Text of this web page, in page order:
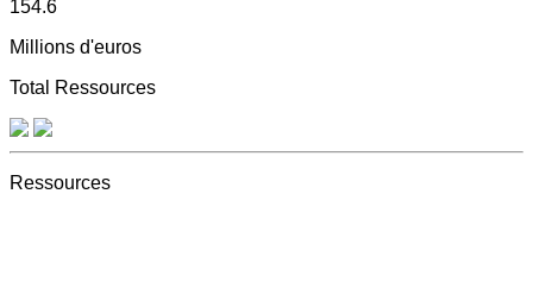
154.6
Millions d'euros
Total Ressources
Ressources